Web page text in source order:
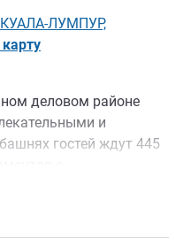
КУАЛА-ЛУМПУР,
деловом районе
и
гостей ждут 445
ЖК-Т В и